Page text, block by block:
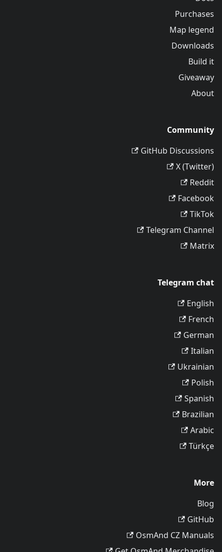
Purchases
Map legend
Downloads
Build it
Giveaway
About
Community
GitHub Discussions
X (Twitter)
Reddit
Facebook
TikTok
Telegram Channel
Matrix
Telegram chat
English
French
German
Italian
Ukrainian
Polish
Spanish
Brazilian
Arabic
Türkçe
More
Blog
GitHub
OsmAnd CZ Manuals